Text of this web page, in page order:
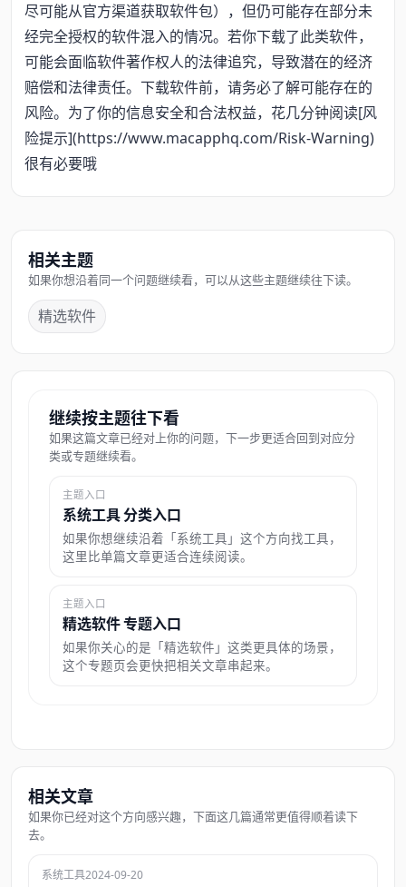
尽可能从官方渠道获取软件包），但仍可能存在部分未
经完全授权的软件混入的情况。若你下载了此类软件，
可能会面临软件著作权人的法律追究，导致潜在的经济
赔偿和法律责任。下载软件前，请务必了解可能存在的
风险。为了你的信息安全和合法权益，花几分钟阅读[风
险提示](https://www.macapphq.com/Risk-Warning)
很有必要哦
相关主题
如果你想沿着同一个问题继续看，可以从这些主题继续往下读。
精选软件
继续按主题往下看
如果这篇文章已经对上你的问题，下一步更适合回到对应分
类或专题继续看。
主题入口
系统工具 分类入口
如果你想继续沿着「系统工具」这个方向找工具，
这里比单篇文章更适合连续阅读。
主题入口
精选软件 专题入口
如果你关心的是「精选软件」这类更具体的场景，
这个专题页会更快把相关文章串起来。
相关文章
如果你已经对这个方向感兴趣，下面这几篇通常更值得顺着读下
去。
系统工具2024-09-20